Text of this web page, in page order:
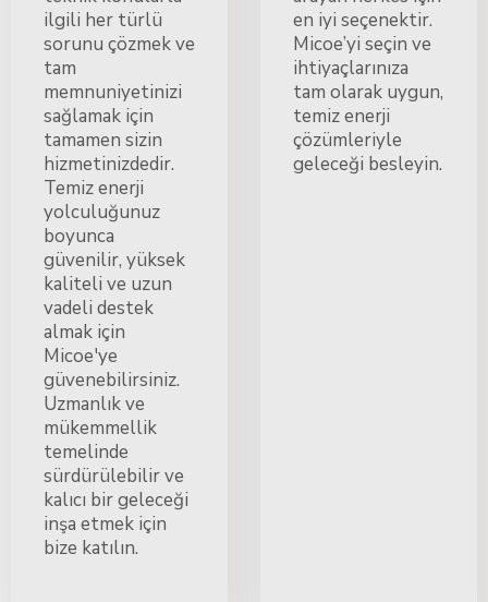
ilgili her türlü
sorunu çözmek ve
tam
memnuniyetinizi
sağlamak için
tamamen sizin
hizmetinizdedir.
Temiz enerji
yolculuğunuz
boyunca
güvenilir, yüksek
kaliteli ve uzun
vadeli destek
almak için
Micoe'ye
güvenebilirsiniz.
Uzmanlık ve
mükemmellik
temelinde
sürdürülebilir ve
kalıcı bir geleceği
inşa etmek için
bize katılın.
en iyi seçenektir.
Micoe’yi seçin ve
ihtiyaçlarınıza
tam olarak uygun,
temiz enerji
çözümleriyle
geleceği besleyin.